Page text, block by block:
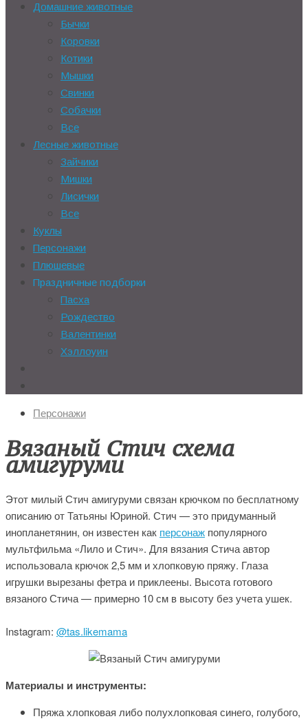
Домашние животные
Бычки
Коровки
Котики
Мышки
Свинки
Собачки
Все
Лесные животные
Зайчики
Мишки
Лисички
Все
Куклы
Персонажи
Плюшевые
Праздничные подборки
Пасха
Рождество
Валентинки
Хэллоуин
Персонажи
Вязаный Стич схема
амигуруми
Этот милый Стич амигуруми связан крючком по бесплатному
описанию от Татьяны Юриной. Стич — это придуманный
инопланетянин, он известен как персонаж популярного
мультфильма «Лило и Стич». Для вязания Стича автор
использовала крючок 2,5 мм и хлопковую пряжу. Глаза
игрушки вырезаны фетра и приклеены. Высота готового
вязаного Стича — примерно 10 см в высоту без учета ушек.
Instagram: @tas.likemama
Материалы и инструменты:
Пряжа хлопковая либо полухлопковая синего, голубого,